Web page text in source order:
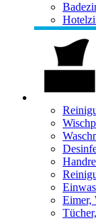
Eimer,